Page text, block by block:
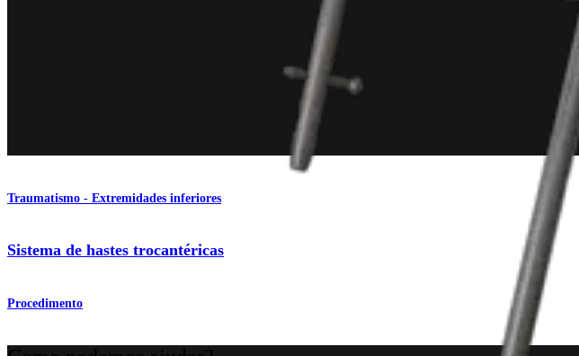
Traumatismo - Extremidades inferiores
Sistema de hastes trocantéricas
Procedimento